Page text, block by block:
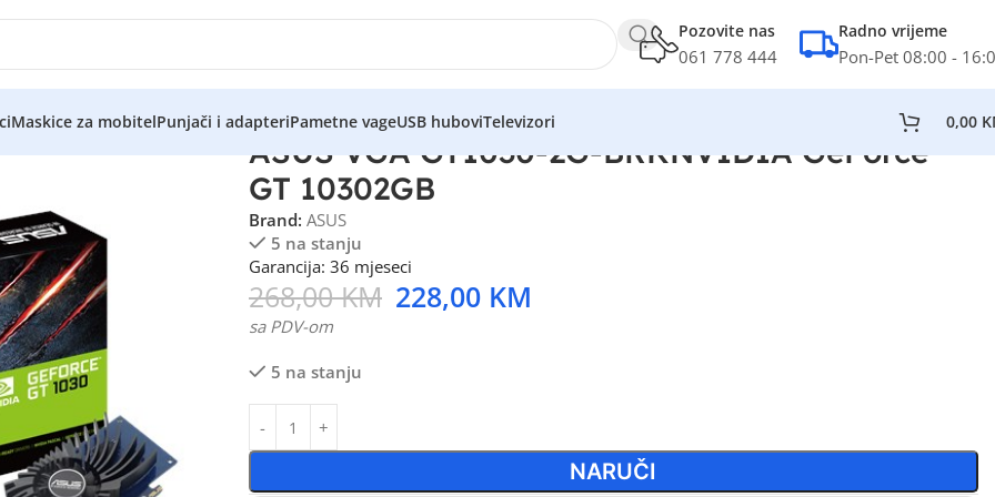
Pozovite nas
061 778 444
Radno vrijeme
Pon-Pet 08:00 -
Maskice za mobitelPunjači i adapteriPametne vageUSB huboviTelevizori 0,00
ASUS VGA GT1030-2G-BRKNVIDIA GeForce
GT 10302GB
Brand: ASUS
5 na stanju
Garancija: 36 mjeseci
268,00KM 228,00 KM
sa PDV-om
5 na stanju
NARUČI